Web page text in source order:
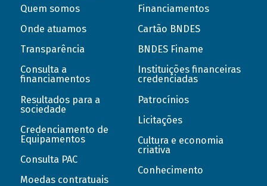
Quem somos
Onde atuamos
Transparência
Consulta a
financiamentos
Resultados para a
sociedade
Credenciamento de
Equipamentos
Consulta PAC
Moedas contratuais
Financiamentos
Cartão BNDES
BNDES Finame
Instituições financeiras
credenciadas
Patrocínios
Licitações
Cultura e economia
criativa
Conhecimento